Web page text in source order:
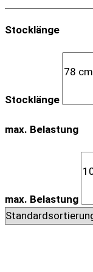
Stocklänge
Stocklänge
max. Belastung
max. Belastung